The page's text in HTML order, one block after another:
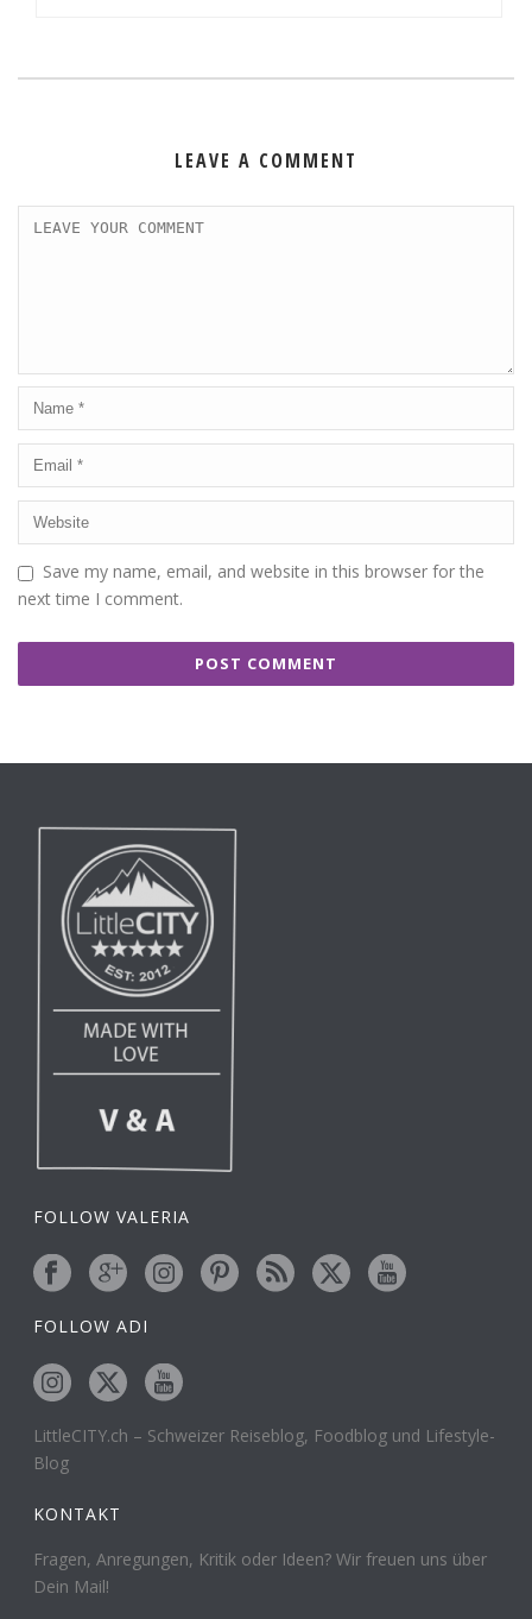
LEAVE A COMMENT
Save my name, email, and website in this browser for the
next time I comment.
FOLLOW VALERIA
FOLLOW ADI
LittleCITY.ch – Schweizer Reiseblog, Foodblog und Lifestyle-
Blog
KONTAKT
Fragen, Anregungen, Kritik oder Ideen? Wir freuen uns über
Dein Mail!